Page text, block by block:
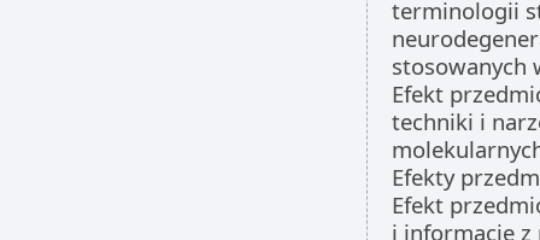
terminologii
stosowanych
Efekt
techniki i
Efekty
Efekt
i informacje z